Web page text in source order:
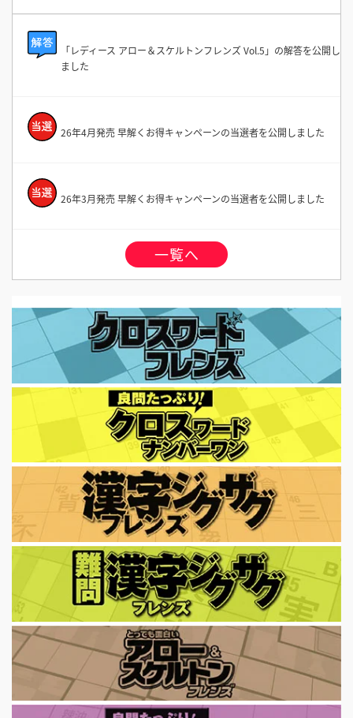
「レディース アロー＆スケルトンフレンズ Vol.5」の解答を公開し
ました
26年4月発売 早解くお得キャンペーンの当選者を公開しました
26年3月発売 早解くお得キャンペーンの当選者を公開しました
一覧へ